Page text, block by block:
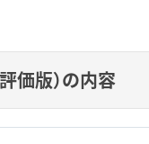
価版）の内容